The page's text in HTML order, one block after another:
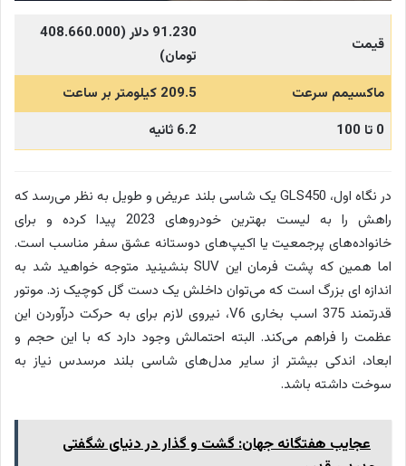
قیمت
91.230 دلار (408.660.000
تومان)
ماکسیمم سرعت
209.5 کیلومتر بر ساعت
0 تا 100
6.2 ثانیه
در نگاه اول، GLS450 یک شاسی بلند عریض و طویل به نظر می‌رسد که
راهش را به لیست بهترین خودروهای 2023 پیدا کرده و برای
خانواده‌های پرجمعیت یا اکیپ‌های دوستانه عشق سفر مناسب است.
اما همین که پشت فرمان این SUV بنشینید متوجه خواهید شد به
اندازه ای بزرگ است که می‌توان داخلش یک دست گل کوچیک زد. موتور
قدرتمند 375 اسب بخاری V6، نیروی لازم برای به حرکت درآوردن این
عظمت را فراهم می‌کند. البته احتمالش وجود دارد که با این حجم و
ابعاد، اندکی بیشتر از سایر مدل‌های شاسی بلند مرسدس نیاز به
سوخت داشته باشد.
عجایب هفتگانه جهان: گشت و گذار در دنیای شگفتی‌